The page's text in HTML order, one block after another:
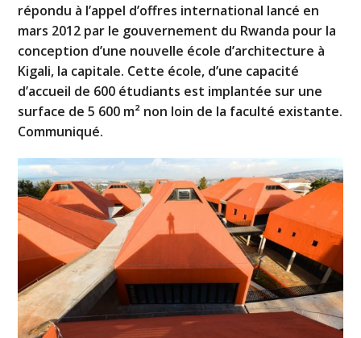
répondu à l’appel d’offres international lancé en
mars 2012 par le gouvernement du Rwanda pour la
conception d’une nouvelle école d’architecture à
Kigali, la capitale. Cette école, d’une capacité
d’accueil de 600 étudiants est implantée sur une
surface de 5 600 m² non loin de la faculté existante.
Communiqué.